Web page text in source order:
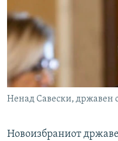
Ненад Савески, државен
Новоизбраниот